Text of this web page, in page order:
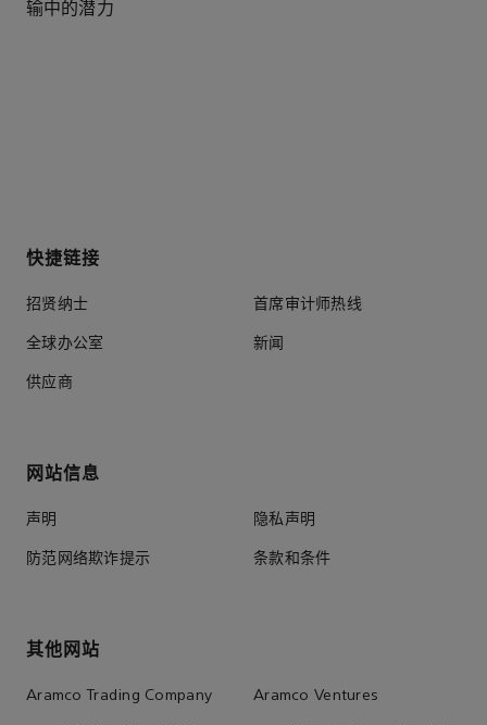
输中的潜力
快捷链接
招贤纳士 首席审计师热线
全球办公室 新闻
供应商
网站信息
声明 隐私声明
防范网络欺诈提示 条款和条件
其他网站
Aramco Trading Company Aramco Ventures